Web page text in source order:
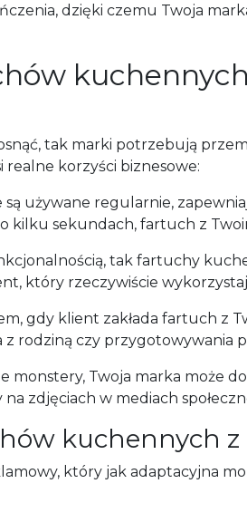
dzięki czemu Twoja
tak marki potrzebują
korzyści biznesowe:
używane regularnie,
sekundach, fartuch z
tak fartuchy
który rzeczywiście
gdy klient zakłada fartuch z
czy przygotowywania
monstery, Twoja marka może
zdjęciach w mediach
kuchennych z
który jak adaptacyjna